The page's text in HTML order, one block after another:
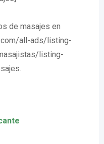
de masajes en
all-ads/listing-
listing-